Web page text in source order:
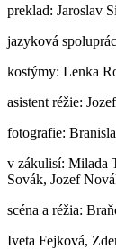
preklad: Jaroslav
jazyková
kostýmy: Lenka
asistent réžie:
fotografie:
v zákulisí: Milada
Sovák, Jozef
scéna a réžia:
Iveta Fejková,